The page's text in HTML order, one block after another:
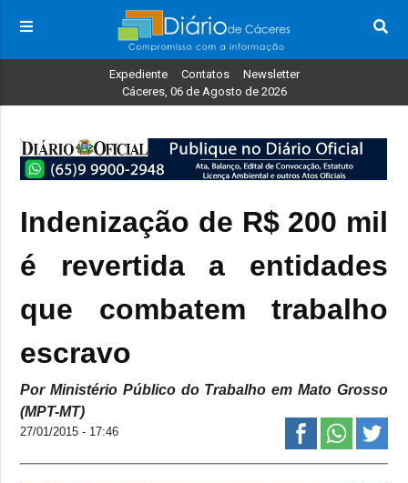
Expediente Contatos
Newsletter
Cáceres, 06 de Agosto de 2026
Indenização de R$ 200 mil
é revertida a entidades
que combatem trabalho
Por Ministério Público do Trabalho em Mato Grosso
(MPT-MT)
27/01/2015 - 17:46